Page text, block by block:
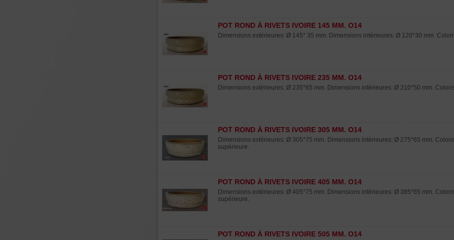
POT ROND À RIVETS IVOIRE 145 MM. O14
Dimensions extérieures: Ø 145* 35 mm. Dimensions intérieures: Ø 120*30 mm.
POT ROND À RIVETS IVOIRE 235 MM. O14
Dimensions extérieures: Ø 235*65 mm. Dimensions intérieures: Ø 210*50 mm.
POT ROND À RIVETS IVOIRE 305 MM. O14
Dimensions extérieures: Ø 305*75 mm. Dimensions intérieures: Ø 275*65 mm.
supérieure.
POT ROND À RIVETS IVOIRE 405 MM. O14
Dimensions extérieures: Ø 405*75 mm. Dimensions intérieures: Ø 385*65 mm.
supérieure.
POT ROND À RIVETS IVOIRE 505 MM. O14